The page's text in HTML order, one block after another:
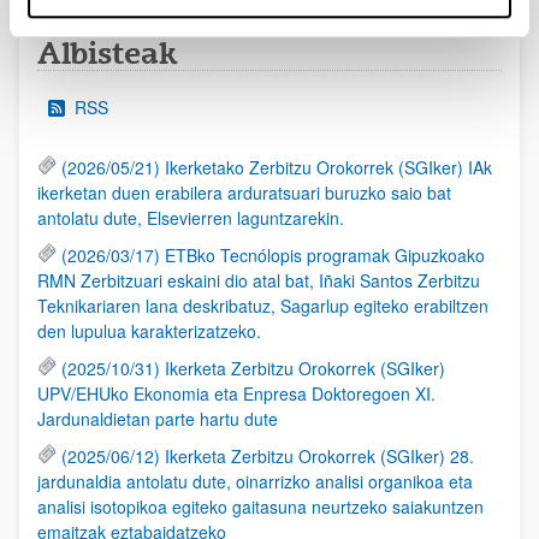
Albisteak
RSS
(2026/05/21) Ikerketako Zerbitzu Orokorrek (SGIker) IAk
ikerketan duen erabilera arduratsuari buruzko saio bat
antolatu dute, Elsevierren laguntzarekin.
(2026/03/17) ETBko Tecnólopis programak Gipuzkoako
RMN Zerbitzuari eskaini dio atal bat, Iñaki Santos Zerbitzu
Teknikariaren lana deskribatuz, Sagarlup egiteko erabiltzen
den lupulua karakterizatzeko.
(2025/10/31) Ikerketa Zerbitzu Orokorrek (SGIker)
UPV/EHUko Ekonomia eta Enpresa Doktoregoen XI.
Jardunaldietan parte hartu dute
(2025/06/12) Ikerketa Zerbitzu Orokorrek (SGIker) 28.
jardunaldia antolatu dute, oinarrizko analisi organikoa eta
analisi isotopikoa egiteko gaitasuna neurtzeko saiakuntzen
emaitzak eztabaidatzeko